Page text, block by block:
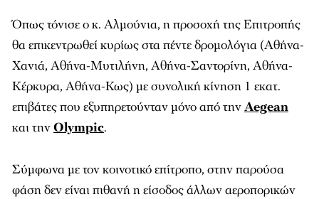
Όπως τόνισε ο κ. Αλμούνια, η προσοχή της Επιτροπής
θα επικεντρωθεί κυρίως στα πέντε δρομολόγια (Αθήνα-
Χανιά, Αθήνα-Μυτιλήνη, Αθήνα-Σαντορίνη, Αθήνα-
Κέρκυρα, Αθήνα-Κως) με συνολική κίνηση 1 εκατ.
επιβάτες που εξυπηρετούνταν μόνο από τηνAegean
και τηνOlympic.
Σύμφωνα με τον κοινοτικό επίτροπο, στην παρούσα
φάση δεν είναι πιθανή η είσοδος άλλων αεροπορικών